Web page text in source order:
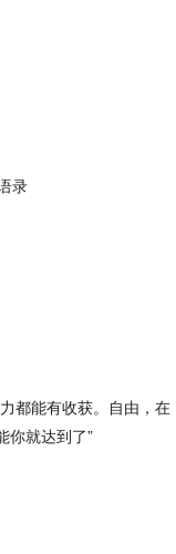
都能有收获。自由，在
你就达到了”